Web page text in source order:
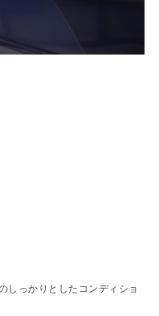
しっかりとしたコンディショ